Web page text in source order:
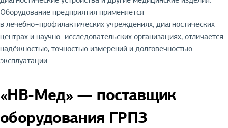
Оборудование предприятия применяется
в лечебно−профилактических учреждениях, диагностических
центрах и научно−исследовательских организациях, отличается
надёжностью, точностью измерений и долговечностью
эксплуатации.
«НВ-Мед» — поставщик
оборудования ГРПЗ